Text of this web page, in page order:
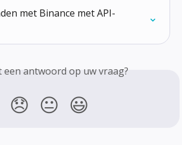
met Binance met API-
een antwoord op uw vraag?
😞 😐 😃